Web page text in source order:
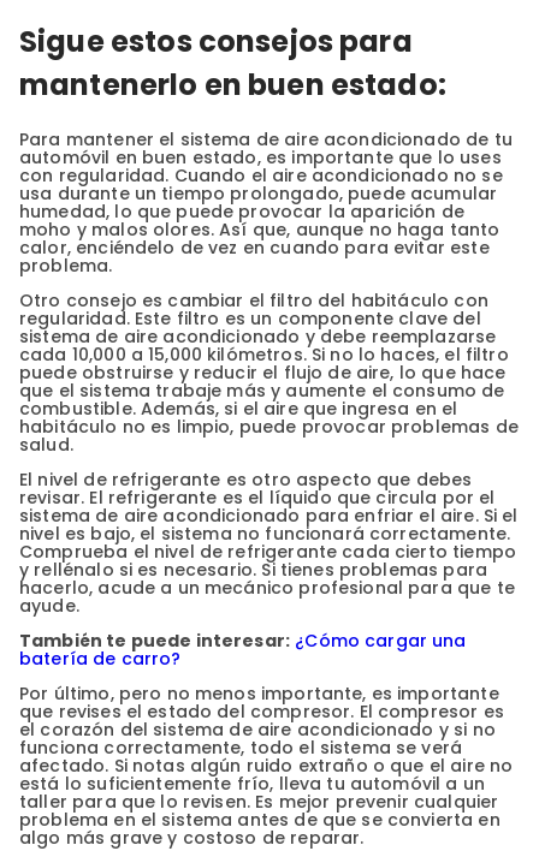
Sigue estos consejos para
mantenerlo en buen estado:
Para mantener el sistema de aire acondicionado de tu
automóvil en buen estado, es importante que lo uses
con regularidad. Cuando el aire acondicionado no se
usa durante un tiempo prolongado, puede acumular
humedad, lo que puede provocar la aparición de
moho y malos olores. Así que, aunque no haga tanto
calor, enciéndelo de vez en cuando para evitar este
problema.
Otro consejo es cambiar el filtro del habitáculo con
regularidad. Este filtro es un componente clave del
sistema de aire acondicionado y debe reemplazarse
cada 10,000 a 15,000 kilómetros. Si no lo haces, el filtro
puede obstruirse y reducir el flujo de aire, lo que hace
que el sistema trabaje más y aumente el consumo de
combustible. Además, si el aire que ingresa en el
habitáculo no es limpio, puede provocar problemas de
salud.
El nivel de refrigerante es otro aspecto que debes
revisar. El refrigerante es el líquido que circula por el
sistema de aire acondicionado para enfriar el aire. Si el
nivel es bajo, el sistema no funcionará correctamente.
Comprueba el nivel de refrigerante cada cierto tiempo
y rellénalo si es necesario. Si tienes problemas para
hacerlo, acude a un mecánico profesional para que te
ayude.
También te puede interesar: ¿Cómo cargar una
batería de carro?
Por último, pero no menos importante, es importante
que revises el estado del compresor. El compresor es
el corazón del sistema de aire acondicionado y si no
funciona correctamente, todo el sistema se verá
afectado. Si notas algún ruido extraño o que el aire no
está lo suficientemente frío, lleva tu automóvil a un
taller para que lo revisen. Es mejor prevenir cualquier
problema en el sistema antes de que se convierta en
algo más grave y costoso de reparar.